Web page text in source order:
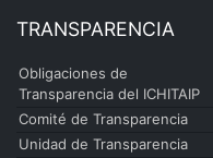
TRANSPARENCIA
Obligaciones de
Transparencia del ICHITAIP
Comité de Transparencia
Unidad de Transparencia